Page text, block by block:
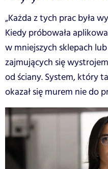
„Każda z tych prac była
Kiedy próbowała
w mniejszych sklepach
zajmujących się
od ściany. System, który
okazał się murem nie do